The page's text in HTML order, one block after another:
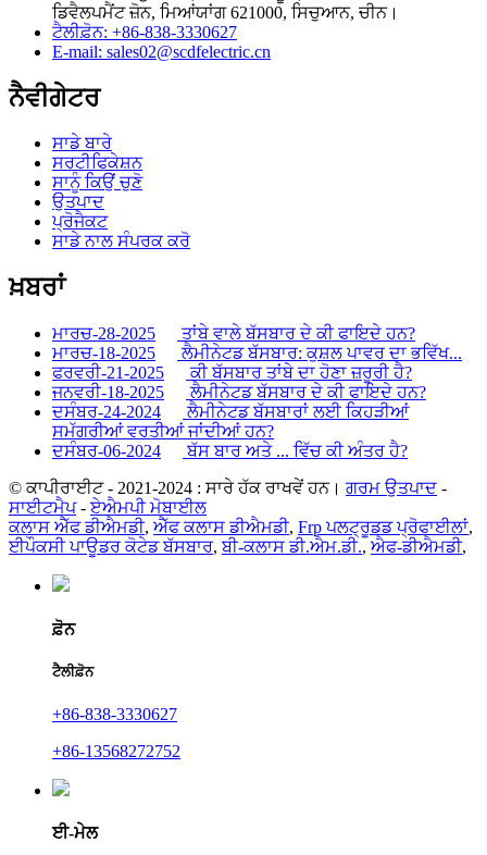
ਡਿਵੈਲਪਮੈਂਟ ਜ਼ੋਨ, ਮਿਆਂਯਾਂਗ 621000, ਸਿਚੁਆਨ, ਚੀਨ।
ਟੈਲੀਫ਼ੋਨ: +86-838-3330627
E-mail: sales02@scdfelectric.cn
ਨੈਵੀਗੇਟਰ
ਸਾਡੇ ਬਾਰੇ
ਸਰਟੀਫਿਕੇਸ਼ਨ
ਸਾਨੂੰ ਕਿਉਂ ਚੁਣੋ
ਉਤਪਾਦ
ਪ੍ਰੋਜੈਕਟ
ਸਾਡੇ ਨਾਲ ਸੰਪਰਕ ਕਰੋ
ਖ਼ਬਰਾਂ
ਮਾਰਚ-28-2025
ਤਾਂਬੇ ਵਾਲੇ ਬੱਸਬਾਰ ਦੇ ਕੀ ਫਾਇਦੇ ਹਨ?
ਮਾਰਚ-18-2025
ਲੈਮੀਨੇਟਡ ਬੱਸਬਾਰ: ਕੁਸ਼ਲ ਪਾਵਰ ਦਾ ਭਵਿੱਖ...
ਫਰਵਰੀ-21-2025
ਕੀ ਬੱਸਬਾਰ ਤਾਂਬੇ ਦਾ ਹੋਣਾ ਜ਼ਰੂਰੀ ਹੈ?
ਜਨਵਰੀ-18-2025
ਲੈਮੀਨੇਟਡ ਬੱਸਬਾਰ ਦੇ ਕੀ ਫਾਇਦੇ ਹਨ?
ਦਸੰਬਰ-24-2024
ਲੈਮੀਨੇਟਡ ਬੱਸਬਾਰਾਂ ਲਈ ਕਿਹੜੀਆਂ
ਸਮੱਗਰੀਆਂ ਵਰਤੀਆਂ ਜਾਂਦੀਆਂ ਹਨ?
ਦਸੰਬਰ-06-2024
ਬੱਸ ਬਾਰ ਅਤੇ ... ਵਿੱਚ ਕੀ ਅੰਤਰ ਹੈ?
© ਕਾਪੀਰਾਈਟ - 2021-2024 : ਸਾਰੇ ਹੱਕ ਰਾਖਵੇਂ ਹਨ। ਗਰਮ ਉਤਪਾਦ -
ਸਾਈਟਮੈਪ-ਏਐਮਪੀ ਮੋਬਾਈਲ
ਕਲਾਸ ਐੱਫ ਡੀਐਮਡੀ, ਐੱਫ ਕਲਾਸ ਡੀਐਮਡੀ, Frp ਪਲਟ੍ਰੂਡਡ ਪ੍ਰੋਫਾਈਲਾਂ,
ਈਪੌਕਸੀ ਪਾਊਡਰ ਕੋਟੇਡ ਬੱਸਬਾਰ,ਬੀ-ਕਲਾਸ ਡੀ.ਐਮ.ਡੀ., ਐਫ-ਡੀਐਮਡੀ,
ਫ਼ੋਨ
ਟੈਲੀਫ਼ੋਨ
+86-838-3330627
+86-13568272752
ਈ-ਮੇਲ